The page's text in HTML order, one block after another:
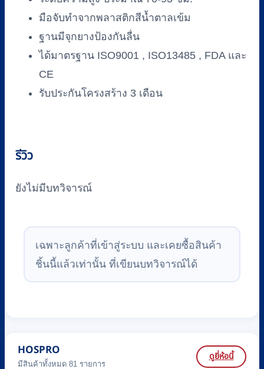
มือจับทำจากพลาสติกสีน้ำตาลเข้ม
ฐานมีจุกยางป้องกันลื่น
ได้มาตรฐาน ISO9001 , ISO13485 , FDA และ
CE
รับประกันโครงสร้าง 3 เดือน
รีวิว
ยังไม่มีบทวิจารณ์
เฉพาะลูกค้าที่เข้าสู่ระบบ และเคยซื้อสินค้า
ชิ้นนี้แล้วเท่านั้น ที่เขียนบทวิจารณ์ได้
HOSPRO
มีสินค้าทั้งหมด 81 รายการ
ดูยี่ห้อนี้